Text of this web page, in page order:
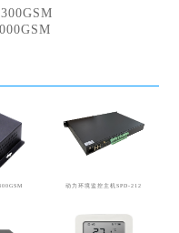
动力环境监控主机SPD-212